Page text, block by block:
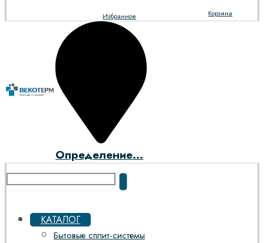
Корзина
Избранное
Определение...
КАТАЛОГ
Бытовые сплит-системы